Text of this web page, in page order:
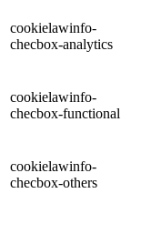
cookielawinfo-
checbox-analytics
cookielawinfo-
checbox-functional
cookielawinfo-
checbox-others